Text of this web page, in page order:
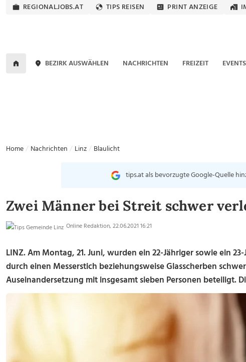
REGIONALJOBS.AT TIPS REISEN PRINT ANZEIGE
BEZIRK AUSWÄHLEN NACHRICHTEN FREIZEIT
Home Nachrichten Linz Blaulicht
tips.at als bevorzugte Google-Quelle
Zwei Männer bei Streit schwer
Online Redaktion, 22.06.2021 16:21
LINZ. Am Montag, 21. Juni, wurden ein 22-Jähriger sowie ein
durch einen Messerstich beziehungsweise Glasscherben
Auseinandersetzung mit insgesamt sieben Personen beteiligt.